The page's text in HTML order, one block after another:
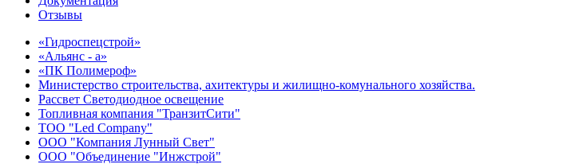
Отзывы
«Гидроспецстрой»
«Альянс - а»
«ПК Полимероф»
Министерство строительства, ахитектуры и жилищно-комунального хозяйства.
Рассвет Светодиодное освещение
Топливная компания "ТранзитСити"
ТОО "Led Company"
ООО "Компания Лунный Свет"
ООО "Объединение "Инжстрой"